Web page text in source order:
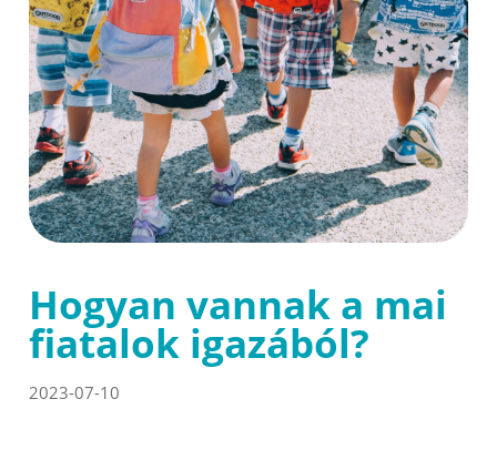
Hogyan vannak a mai
fiatalok igazából?
2023-07-10